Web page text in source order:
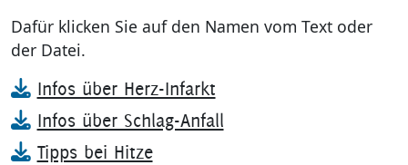
Dafür klicken Sie auf den Namen vom Text oder
der Datei.
Infos über Herz-Infarkt
Infos über Schlag-Anfall
Tipps bei Hitze
Bauen
Info intern